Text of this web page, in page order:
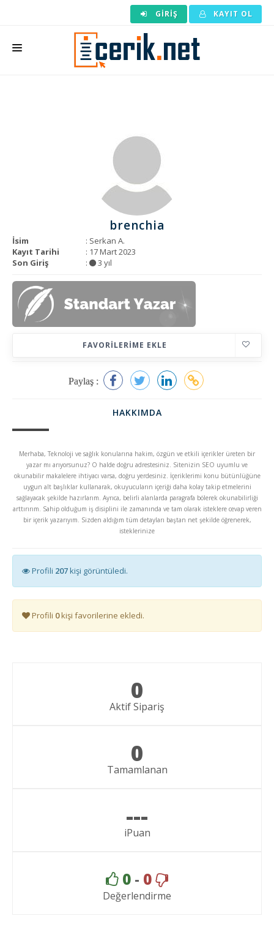
GIRIŞ KAYIT OL
KURUMSAL
brenchia
İsim
: Serkan A.
Kayıt Tarihi
: 17 Mart 2023
Son Giriş
: 3 yıl
FAVORILERIME EKLE
Paylaş :
HAKKIMDA
Merhaba, Teknoloji ve sağlık konularına hakim, özgün ve etkili içerikler üreten bir
yazar mı arıyorsunuz? O halde doğru adrestesiniz. Sitenizin SEO uyumlu ve
okunabilir makalelere ihtiyacı varsa, doğru yerdesiniz. İçeriklerimi konu bütünlüğüne
uygun alt başlıklar kullanarak, okuyucuların içeriği daha kolay takip etmelerini
sağlayacak şekilde hazırlarım. Ayrıca, belirli alanlarda paragrafa bölerek okunabilirliği
arttırırım. Sahip olduğum iş disiplini ile zamanında ve tam olarak isteklere cevap veren
bir içerik yazarıyım. Sizden aldığım tüm detayları baştan net şekilde öğrenerek,
isteklerinize
Profili 207kişi görüntüledi.
Profili 0kişi favorilerine ekledi.
0
Aktif Sipariş
0
Tamamlanan
---
iPuan
0 - 0
Değerlendirme